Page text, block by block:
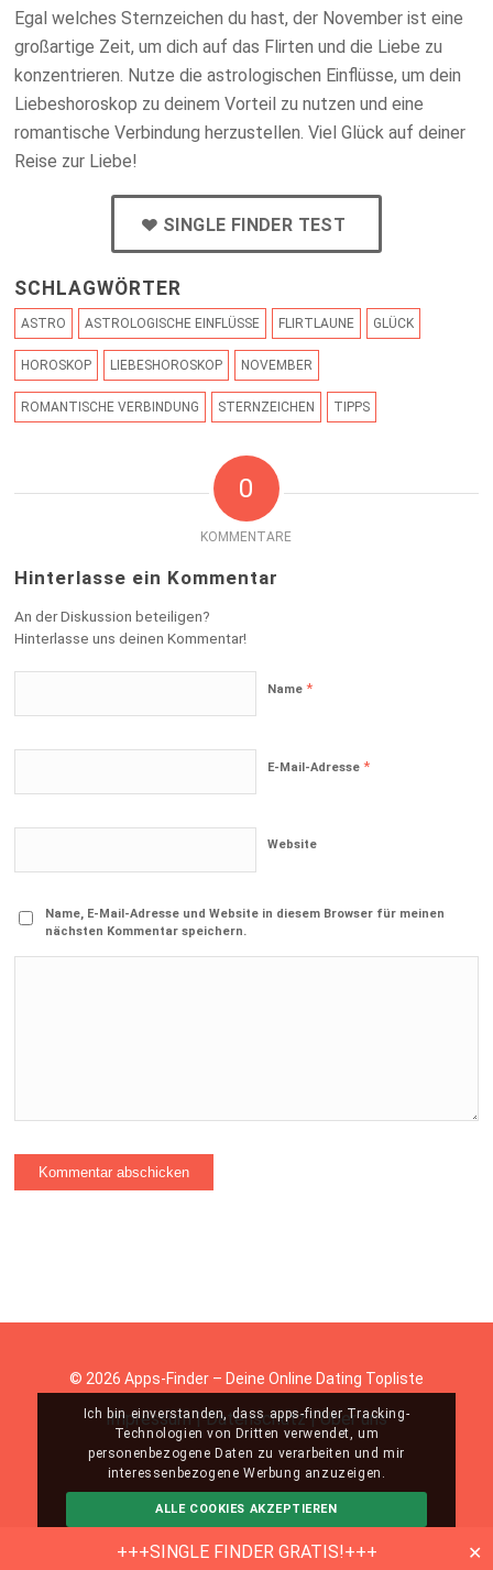
+++SINGLE FINDER GRATIS!+++ ✕
Egal welches Sternzeichen du hast, der November ist eine
großartige Zeit, um dich auf das Flirten und die Liebe zu
konzentrieren. Nutze die astrologischen Einflüsse, um dein
Liebeshoroskop zu deinem Vorteil zu nutzen und eine
romantische Verbindung herzustellen. Viel Glück auf deiner
Reise zur Liebe!
SINGLE FINDER TEST
SCHLAGWÖRTER
ASTRO ASTROLOGISCHE EINFLÜSSE FLIRTLAUNE GLÜCK
HOROSKOP LIEBESHOROSKOP NOVEMBER
ROMANTISCHE VERBINDUNG STERNZEICHEN TIPPS
0
KOMMENTARE
Hinterlasse ein Kommentar
An der Diskussion beteiligen?
Hinterlasse uns deinen Kommentar!
Name*
E-Mail-Adresse*
Website
Name, E-Mail-Adresse und Website in diesem Browser für meinen
nächsten Kommentar speichern.
© 2026 Apps-Finder – Deine Online Dating Topliste
Impressum|Datenschutz|Über uns
Ich bin einverstanden, dass apps-finder Tracking-
Technologien von Dritten verwendet, um
personenbezogene Daten zu verarbeiten und mir
interessenbezogene Werbung anzuzeigen.
ALLE COOKIES AKZEPTIEREN
ABLEHNEN MEHR INFO